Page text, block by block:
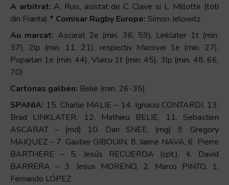
A arbitrat: A. Ruis, asistat de C. Clave si L. Millotte (toti
din Franta) * Comisar Rugby Europe: Simon Jelowitz
Au marcat: Ascarat 2e (min. 36, 59), Linklater 1t (min.
37), 2lp (min. 11, 21), respectiv Macovei 1e (min. 27),
Poparlan 1e (min. 44), Vlaicu 1t (min. 45), 3lp (min. 48, 66,
70)
Cartonas galben: Belie (min. 26-35)
SPANIA: 15. Charlie MALIE – 14. Ignacio CONTARDI, 13.
Brad LINKLATER, 12. Mathieu BELIE, 11. Sebastien
ASCARAT – (md) 10. Dan SNEE, (mg) 9. Gregory
MAIQUEZ – 7. Gautier GIBOUIN, 8. Jaime NAVA, 6. Pierre
BARTHERE – 5. Jesús RECUERDA (cpt.), 4. David
BARRERA – 3. Jesus MORENO, 2. Marco PINTO, 1.
Fernando LÓPEZ